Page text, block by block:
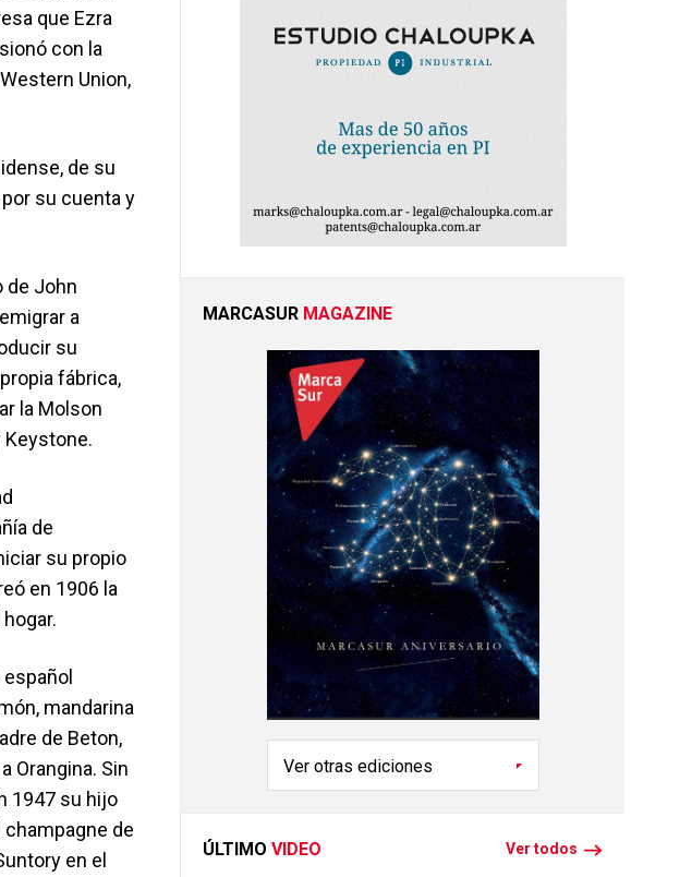
que Ezra
con la
Union,
de su
su cuenta y
de John
a
su
fábrica,
la Molson
Keystone.
de
su propio
en 1906 la
mandarina
de Beton,
Orangina. Sin
1947 su hijo
de
en el
MARCASUR MAGAZINE
ÚLTIMOVIDEO Ver todos